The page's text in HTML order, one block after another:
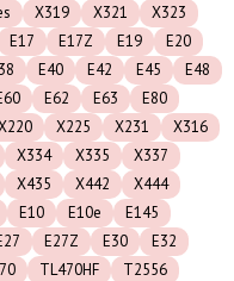
X319 X321
X323
E17 E17Z E19
E20
E40 E42 E45
E48
E62 E63
E80
X225 X231
X316
X334 X335
X337
X435 X442
X444
E10 E10e
E145
E27Z E30
E32
TL470HF
T2556